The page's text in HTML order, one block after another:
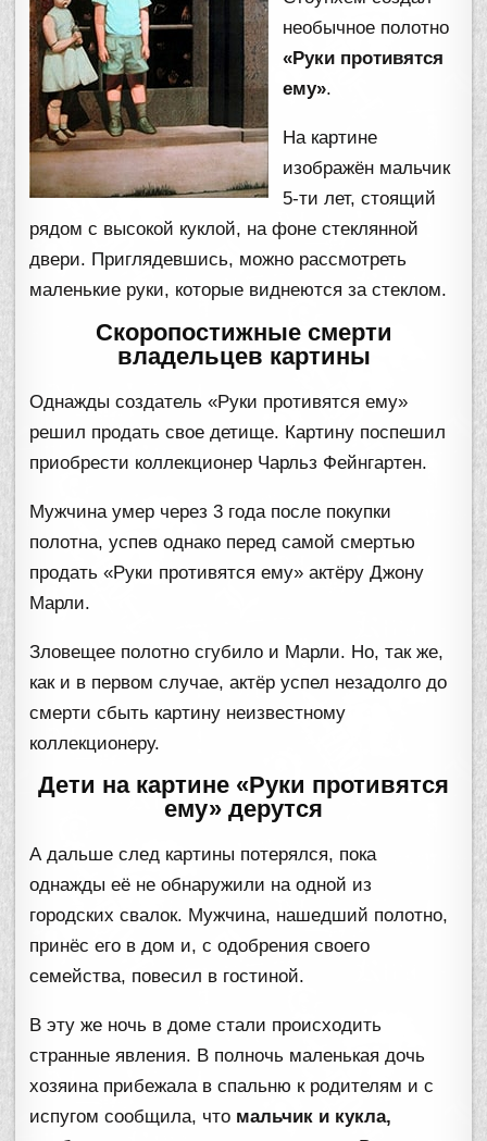
необычное полотно
«Руки противятся
ему».
На картине
изображён мальчик
5-ти лет, стоящий
рядом с высокой куклой, на фоне стеклянной
двери. Приглядевшись, можно рассмотреть
маленькие руки, которые виднеются за стеклом.
Скоропостижные смерти
владельцев картины
Однажды создатель «Руки противятся ему»
решил продать свое детище. Картину поспешил
приобрести коллекционер Чарльз Фейнгартен.
Мужчина умер через 3 года после покупки
полотна, успев однако перед самой смертью
продать «Руки противятся ему» актёру Джону
Марли.
Зловещее полотно сгубило и Марли. Но, так же,
как и в первом случае, актёр успел незадолго до
смерти сбыть картину неизвестному
коллекционеру.
Дети на картине «Руки противятся
ему» дерутся
А дальше след картины потерялся, пока
однажды её не обнаружили на одной из
городских свалок. Мужчина, нашедший полотно,
принёс его в дом и, с одобрения своего
семейства, повесил в гостиной.
В эту же ночь в доме стали происходить
странные явления. В полночь маленькая дочь
хозяина прибежала в спальню к родителям и с
испугом сообщила, что мальчик и кукла,